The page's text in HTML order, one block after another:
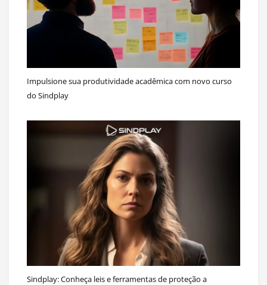
Impulsione sua produtividade acadêmica com novo curso
do Sindplay
Sindplay: Conheça leis e ferramentas de proteção a